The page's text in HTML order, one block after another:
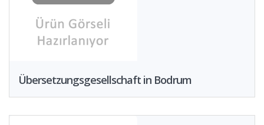
Übersetzungsgesellschaft in Bodrum